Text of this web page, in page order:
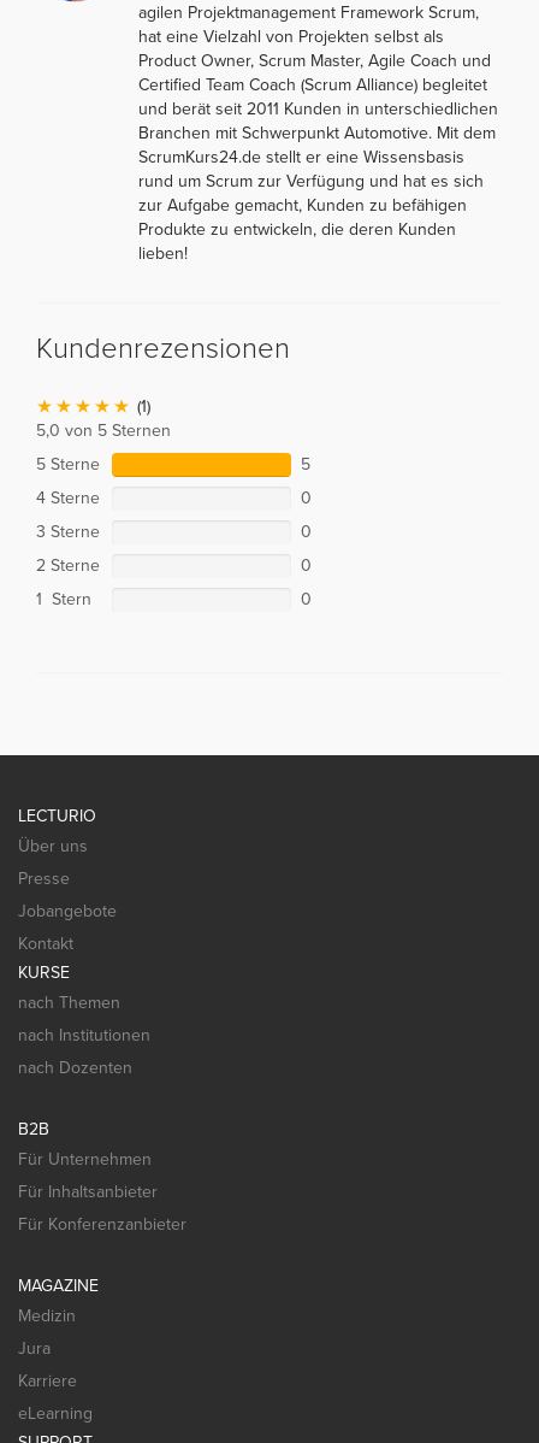
agilen Projektmanagement Framework Scrum,
hat eine Vielzahl von Projekten selbst als
Product Owner, Scrum Master, Agile Coach und
Certified Team Coach (Scrum Alliance) begleitet
und berät seit 2011 Kunden in unterschiedlichen
Branchen mit Schwerpunkt Automotive. Mit dem
ScrumKurs24.de stellt er eine Wissensbasis
rund um Scrum zur Verfügung und hat es sich
zur Aufgabe gemacht, Kunden zu befähigen
Produkte zu entwickeln, die deren Kunden
lieben!
Kundenrezensionen
(1)
5,0 von 5 Sternen
5 Sterne
5
4 Sterne
0
3 Sterne
0
2 Sterne
0
1 Stern
0
LECTURIO
Über uns
Presse
Jobangebote
Kontakt
KURSE
nach Themen
nach Institutionen
nach Dozenten
B2B
Für Unternehmen
Für Inhaltsanbieter
Für Konferenzanbieter
MAGAZINE
Medizin
Jura
Karriere
eLearning